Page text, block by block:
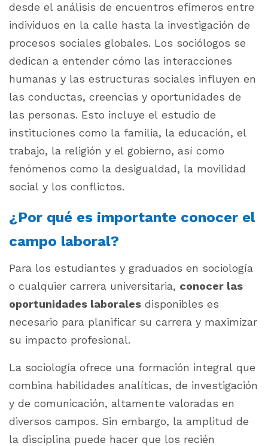
desde el análisis de encuentros efímeros entre
individuos en la calle hasta la investigación de
procesos sociales globales. Los sociólogos se
dedican a entender cómo las interacciones
humanas y las estructuras sociales influyen en
las conductas, creencias y oportunidades de
las personas. Esto incluye el estudio de
instituciones como la familia, la educación, el
trabajo, la religión y el gobierno, así como
fenómenos como la desigualdad, la movilidad
social y los conflictos.
¿Por qué es importante conocer el
campo laboral?
Para los estudiantes y graduados en sociología
o cualquier carrera universitaria, conocer las
oportunidades laborales disponibles es
necesario para planificar su carrera y maximizar
su impacto profesional.
La sociología ofrece una formación integral que
combina habilidades analíticas, de investigación
y de comunicación, altamente valoradas en
diversos campos. Sin embargo, la amplitud de
la disciplina puede hacer que los recién